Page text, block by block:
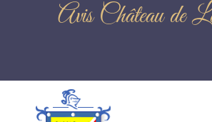
Avis Château de